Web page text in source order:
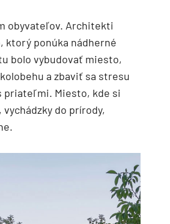
obyvateľov. Architekti
ktorý ponúka nádherné
bolo vybudovať miesto,
a zbaviť sa stresu
Miesto, kde si
do prírody,